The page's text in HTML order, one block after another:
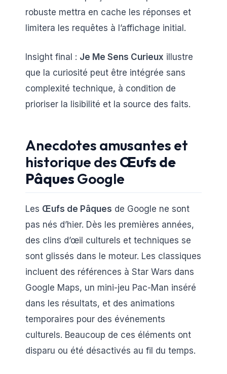
robuste mettra en cache les réponses et
limitera les requêtes à l’affichage initial.
Insight final : Je Me Sens Curieux illustre
que la curiosité peut être intégrée sans
complexité technique, à condition de
prioriser la lisibilité et la source des faits.
Anecdotes amusantes et
historique des Œufs de
Pâques Google
Les Œufs de Pâques de Google ne sont
pas nés d’hier. Dès les premières années,
des clins d’œil culturels et techniques se
sont glissés dans le moteur. Les classiques
incluent des références à Star Wars dans
Google Maps, un mini-jeu Pac-Man inséré
dans les résultats, et des animations
temporaires pour des événements
culturels. Beaucoup de ces éléments ont
disparu ou été désactivés au fil du temps.